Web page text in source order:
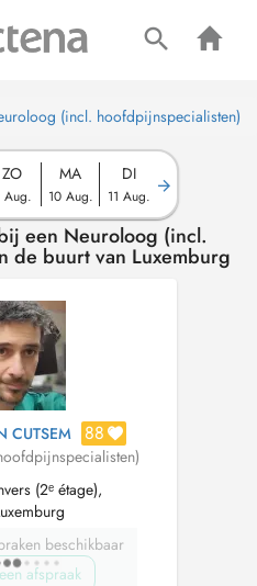
(incl. hoofdpijnspecialisten)
ZO
Aug.
MA
10 Aug.
DI
11 Aug.
een Neuroloog (incl.
de buurt van Luxemburg
CUTSEM 88
(2ᵉ étage),
beschikbaar
afspraak